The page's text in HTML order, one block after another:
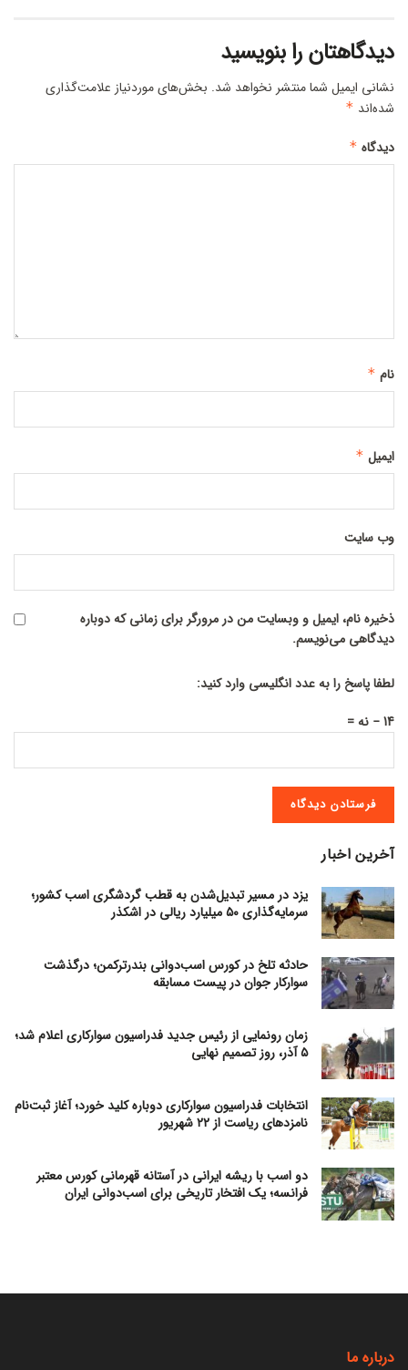
دیدگاهتان را بنویسید
نشانی ایمیل شما منتشر نخواهد شد. بخش‌های موردنیاز علامت‌گذاری
شده‌اند *
دیدگاه *
نام *
ایمیل *
وب‌ سایت
ذخیره نام، ایمیل و وبسایت من در مرورگر برای زمانی که دوباره
دیدگاهی می‌نویسم.
لطفا پاسخ را به عدد انگلیسی وارد کنید:
14 − نه =
آخرین اخبار
یزد در مسیر تبدیل‌شدن به قطب گردشگری اسب کشور؛
سرمایه‌گذاری ۵۰ میلیارد ریالی در اشکذر
حادثه تلخ در کورس اسب‌دوانی بندرترکمن؛ درگذشت
سوارکار جوان در پیست مسابقه
زمان رونمایی از رئیس جدید فدراسیون سوارکاری اعلام شد؛
۵ آذر، روز تصمیم نهایی
انتخابات فدراسیون سوارکاری دوباره کلید خورد؛ آغاز ثبت‌نام
نامزدهای ریاست از ۲۲ شهریور
دو اسب با ریشه ایرانی در آستانه قهرمانی کورس معتبر
فرانسه؛ یک افتخار تاریخی برای اسب‌دوانی ایران
درباره ما